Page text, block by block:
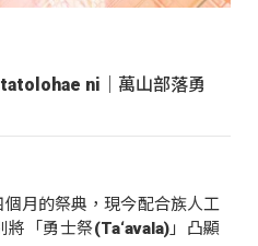
tatolohae ni｜萬山部落勇
月的祭典，現今配合族人工
「勇士祭(Ta‘avala)」凸顯